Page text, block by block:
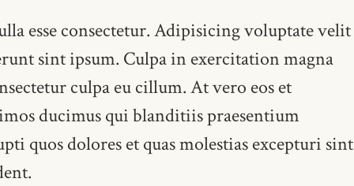
esse consectetur. Adipisicing voluptate velit
sint ipsum. Culpa in exercitation magna
culpa eu cillum. At vero eos et
ducimus qui blanditiis praesentium
quos dolores et quas molestias excepturi sint